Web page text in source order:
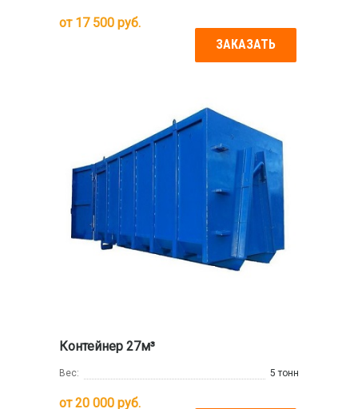
от 17 500 руб.
ЗАКАЗАТЬ
Контейнер 27м³
Вес: 5 тонн
от20 000 руб.